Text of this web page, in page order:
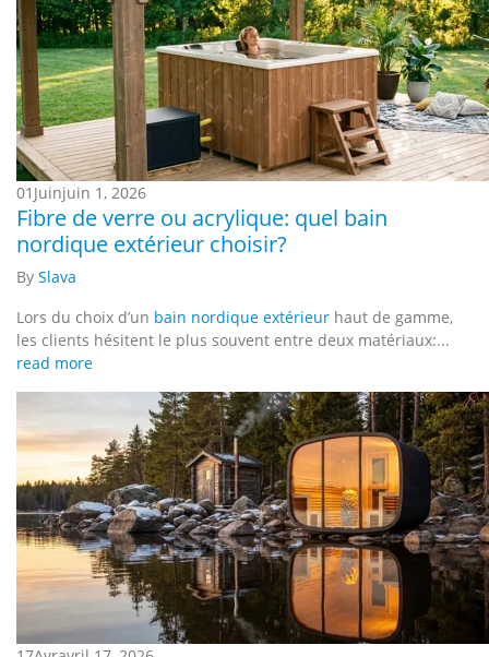
01 Juinjuin 1, 2026
Fibre de verre ou acrylique: quel bain
nordique extérieur choisir?
By Slava
Lors du choix d’un bain nordique extérieur haut de gamme,
les clients hésitent le plus souvent entre deux matériaux:...
read more